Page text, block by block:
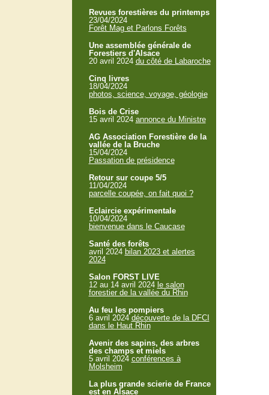
Revues forestières du printemps
23/04/2024
Forêt Mag et Parlons Forêts
Une assemblée générale de
Forestiers d'Alsace
20 avril 2024 du côté de Labaroche
Cinq livres
18/04/2024
photos, science, voyage, géologie
Bois de Crise
15 avril 2024 annonce du Ministre
AG Association Forestière de la
vallée de la Bruche
15/04/2024
Passation de présidence
Retour sur coupe 5/5
11/04/2024
parcelle coupée, on fait quoi ?
Eclaircie expérimentale
10/04/2024
bienvenue dans le Caucase
Santé des forêts
avril 2024 bilan 2023 et alertes
2024
Salon FORST LIVE
12 au 14 avril 2024 le salon
forestier de la vallée du Rhin
Au feu les pompiers
6 avril 2024 découverte de la DFCI
dans le Haut Rhin
Avenir des sapins, des arbres
des champs et miels
5 avril 2024 conférences à
Molsheim
La plus grande scierie de France
est en Alsace